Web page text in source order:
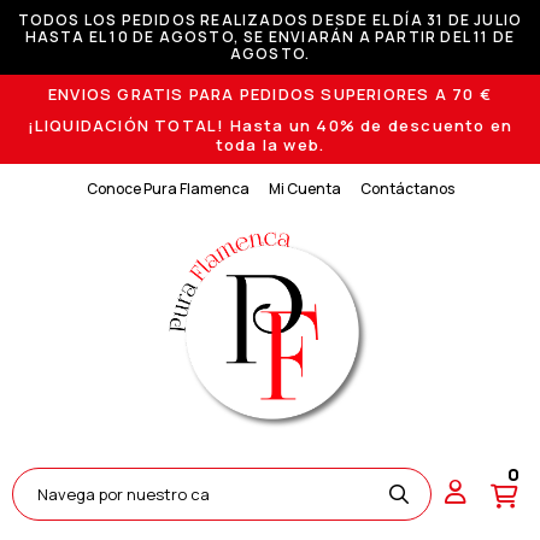
TODOS LOS PEDIDOS REALIZADOS DESDE EL DÍA 31 DE JULIO
HASTA EL 10 DE AGOSTO, SE ENVIARÁN A PARTIR DEL 11 DE
AGOSTO.
ENVIOS GRATIS PARA PEDIDOS SUPERIORES A 70 €
¡LIQUIDACIÓN TOTAL! Hasta un 40% de descuento en
toda la web.
Conoce Pura Flamenca Mi Cuenta Contáctanos
0